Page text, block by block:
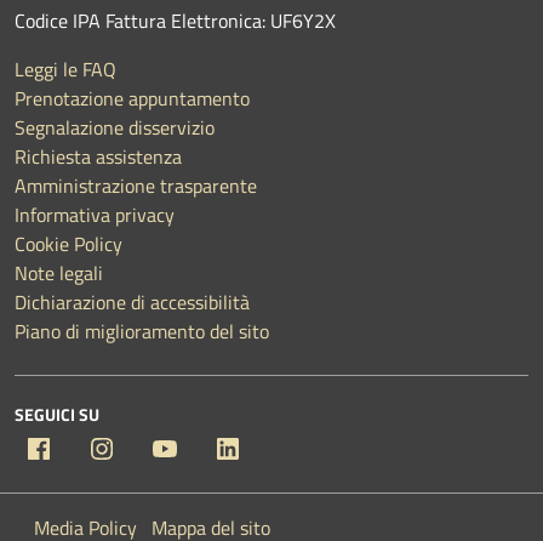
Codice IPA Fattura Elettronica: UF6Y2X
Leggi le FAQ
Prenotazione appuntamento
Segnalazione disservizio
Richiesta assistenza
Amministrazione trasparente
Informativa privacy
Cookie Policy
Note legali
Dichiarazione di accessibilità
Piano di miglioramento del sito
SEGUICI SU
Facebook Instagram YouTube
Media Policy Mappa del sito